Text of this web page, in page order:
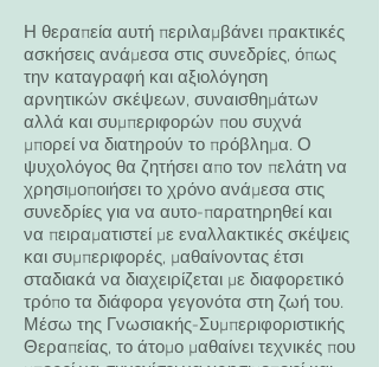
Η θεραπεία αυτή περιλαμβάνει πρακτικές
ασκήσεις ανάμεσα στις συνεδρίες, όπως
την καταγραφή και αξιολόγηση
αρνητικών σκέψεων, συναισθημάτων
αλλά και συμπεριφορών που συχνά
μπορεί να διατηρούν το πρόβλημα. Ο
ψυχολόγος θα ζητήσει απο τον πελάτη να
χρησιμοποιήσει το χρόνο ανάμεσα στις
συνεδρίες για να αυτο-παρατηρηθεί και
να πειραματιστεί με εναλλακτικές σκέψεις
και συμπεριφορές, μαθαίνοντας έτσι
σταδιακά να διαχειρίζεται με διαφορετικό
τρόπο τα διάφορα γεγονότα στη ζωή του.
Μέσω της Γνωσιακής-Συμπεριφοριστικής
Θεραπείας, το άτομο μαθαίνει τεχνικές που